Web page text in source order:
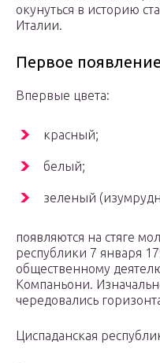
окунуться в историю
Италии.
Первое
Впервые цвета:
красный;
белый;
зеленый
появляются на стяге
республики 7 января
общественному
Компаньони.
чередовались
Циспаданская